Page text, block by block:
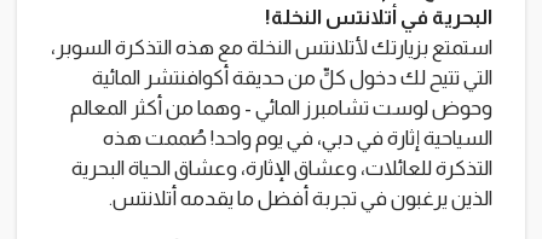
البحرية في أتلانتس النخلة!
استمتع بزيارتك لأتلانتس النخلة مع هذه التذكرة السوبر،
التي تتيح لك دخول كلٍّ من حديقة أكوافنتشر المائية
وحوض لوست تشامبرز المائي - وهما من أكثر المعالم
السياحية إثارة في دبي، في يوم واحد! صُممت هذه
التذكرة للعائلات، وعشاق الإثارة، وعشاق الحياة البحرية
الذين يرغبون في تجربة أفضل ما يقدمه أتلانتس.